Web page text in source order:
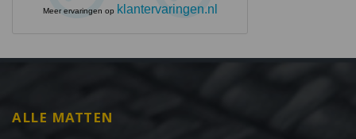
Meer ervaringen op klantervaringen.nl
ALLE MATTEN